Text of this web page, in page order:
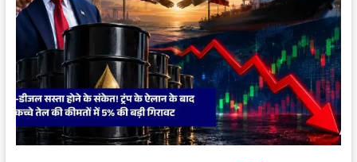
को
2,364
करोड़
रुपये
में
मंजूरी।